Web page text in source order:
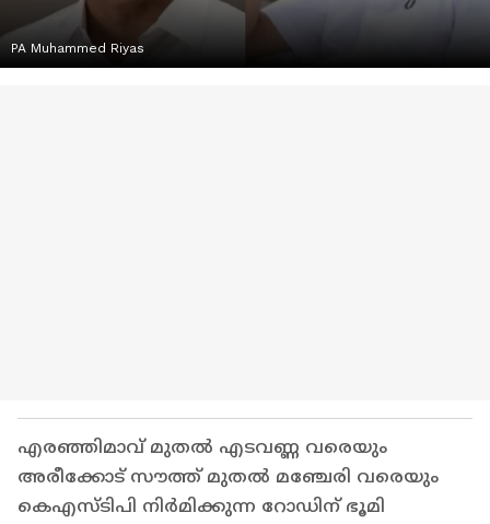
PA Muhammed Riyas
എരഞ്ഞിമാവ് മുതല്‍ എടവണ്ണ വരെയും
അരീക്കോട് സൗത്ത് മുതല്‍ മഞ്ചേരി വരെയും
കെഎസ്ടിപി നിര്‍മിക്കുന്ന റോഡിന് ഭൂമി